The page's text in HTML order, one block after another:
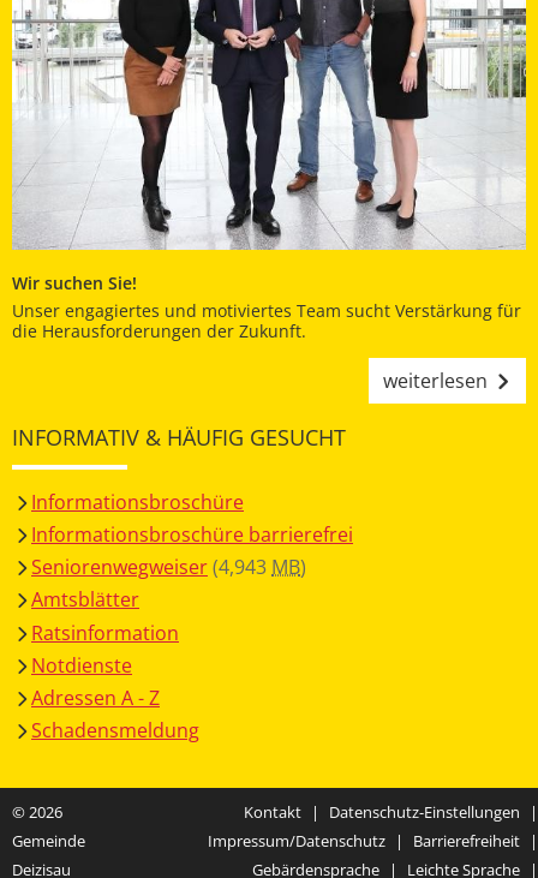
Wir suchen Sie!
Unser engagiertes und motiviertes Team sucht Verstärkung für
die Herausforderungen der Zukunft.
weiterlesen
INFORMATIV & HÄUFIG GESUCHT
Informationsbroschüre
Informationsbroschüre barrierefrei
Seniorenwegweiser(4,943 MB)
Amtsblätter
Ratsinformation
Notdienste
Adressen A - Z
Schadensmeldung
© 2026
Gemeinde
Deizisau
Kontakt | Datenschutz-Einstellungen
|
Impressum/Datenschutz
| Barrierefreiheit
|
Gebärdensprache
| Leichte Sprache |